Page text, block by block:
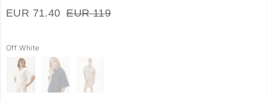
EUR 71.40 EUR 119
Off White